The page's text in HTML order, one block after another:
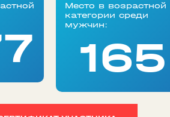
Место в возрастной
категории среди
мужчин:
165